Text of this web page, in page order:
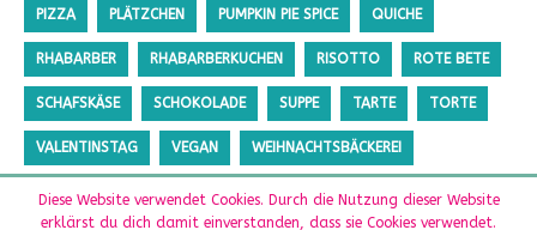
PIZZA PLÄTZCHEN PUMPKIN PIE SPICE QUICHE
RHABARBER RHABARBERKUCHEN RISOTTO ROTE BETE
SCHAFSKÄSE SCHOKOLADE SUPPE TARTE TORTE
VALENTINSTAG VEGAN WEIHNACHTSBÄCKEREI
ZUCCHINI ZUCKERFREI
Diese Website verwendet Cookies. Durch die Nutzung dieser Website
erklärst du dich damit einverstanden, dass sie Cookies verwendet.